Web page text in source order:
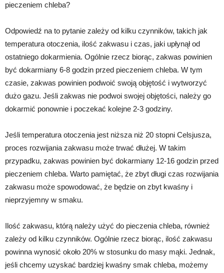
pieczeniem chleba?
Odpowiedź na to pytanie zależy od kilku czynników, takich jak
temperatura otoczenia, ilość zakwasu i czas, jaki upłynął od
ostatniego dokarmienia. Ogólnie rzecz biorąc, zakwas powinien
być dokarmiany 6-8 godzin przed pieczeniem chleba. W tym
czasie, zakwas powinien podwoić swoją objętość i wytworzyć
dużo gazu. Jeśli zakwas nie podwoi swojej objętości, należy go
dokarmić ponownie i poczekać kolejne 2-3 godziny.
Jeśli temperatura otoczenia jest niższa niż 20 stopni Celsjusza,
proces rozwijania zakwasu może trwać dłużej. W takim
przypadku, zakwas powinien być dokarmiany 12-16 godzin przed
pieczeniem chleba. Warto pamiętać, że zbyt długi czas rozwijania
zakwasu może spowodować, że będzie on zbyt kwaśny i
nieprzyjemny w smaku.
Ilość zakwasu, którą należy użyć do pieczenia chleba, również
zależy od kilku czynników. Ogólnie rzecz biorąc, ilość zakwasu
powinna wynosić około 20% w stosunku do masy mąki. Jednak,
jeśli chcemy uzyskać bardziej kwaśny smak chleba, możemy